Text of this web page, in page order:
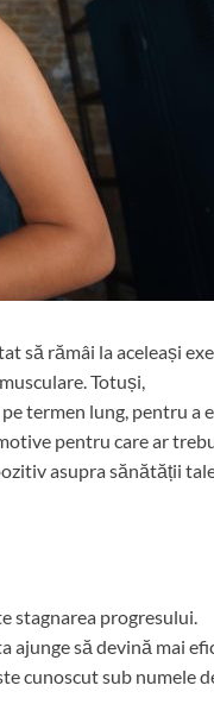
să rămâi la aceleași
Totuși,
termen lung, pentru a
pentru care ar
asupra sănătății
stagnarea progresului.
ajunge să devină mai
cunoscut sub numele